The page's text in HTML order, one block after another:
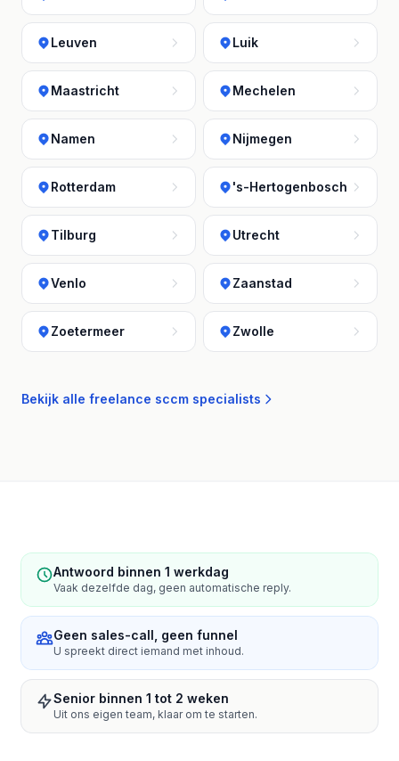
Leuven Luik
Maastricht Mechelen
Namen Nijmegen
Rotterdam 's-Hertogenbosch
Tilburg Utrecht
Venlo Zaanstad
Zoetermeer Zwolle
Bekijk alle freelance sccm specialists
Antwoord binnen 1 werkdag
Vaak dezelfde dag, geen automatische reply.
Geen sales-call, geen funnel
U spreekt direct iemand met inhoud.
Senior binnen 1 tot 2 weken
Uit ons eigen team, klaar om te starten.